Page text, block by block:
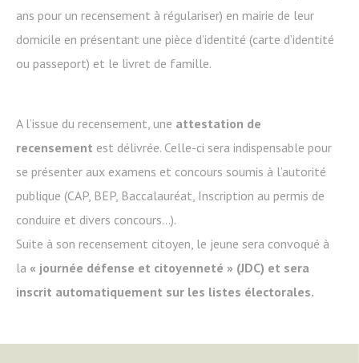
ans pour un recensement à régulariser) en mairie de leur
domicile en présentant une pièce d’identité (carte d’identité
ou passeport) et le livret de famille.
A l’issue du recensement, une attestation de
recensement est délivrée. Celle-ci sera indispensable pour
se présenter aux examens et concours soumis à l’autorité
publique (CAP, BEP, Baccalauréat, Inscription au permis de
conduire et divers concours…).
Suite à son recensement citoyen, le jeune sera convoqué à
la « journée défense et citoyenneté » (JDC) et sera
inscrit automatiquement sur les listes électorales.